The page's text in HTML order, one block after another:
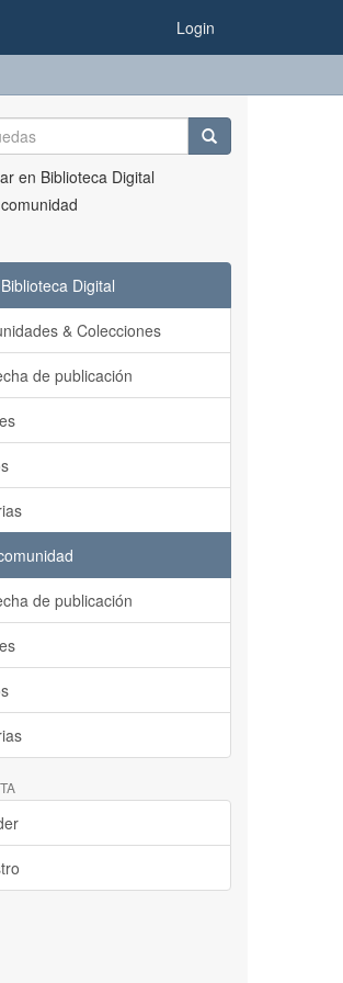
Login
en Biblioteca Digital
Digital
& Colecciones
de publicación
de publicación